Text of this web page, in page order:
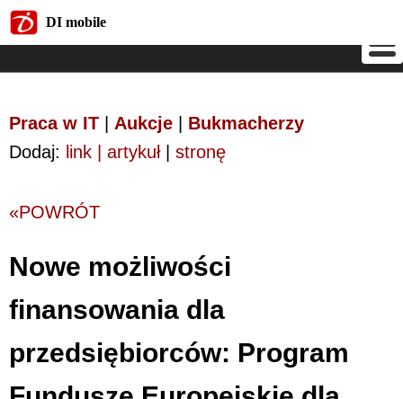
DI mobile
Praca w IT Aukcje
Bukmacherzy
Dodaj: link | artykuł| stronę
«POWRÓT
Nowe możliwości
finansowania dla
przedsiębiorców: Program
DI mobile